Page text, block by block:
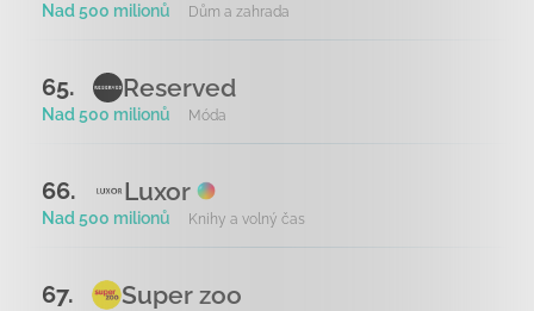
Nad 500 milionů Dům a zahrada
65. Reserved
Nad 500 milionů Móda
66. Luxor
Nad 500 milionů Knihy a volný čas
67. Super zoo